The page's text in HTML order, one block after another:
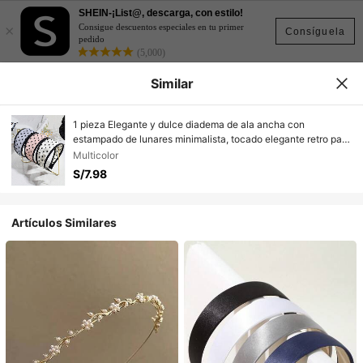
Consíguela
×
SHEIN-¡List@, descarga, con estilo!
Consigue descuentos especiales en tu primer
pedido
(5,000)
Similar
1 pieza Elegante y dulce diadema de ala ancha con
estampado de lunares minimalista, tocado elegante retro para
salir, banda para el cabello, aro para el cabello, viaje, fiesta
Multicolor
S/7.98
Artículos Similares